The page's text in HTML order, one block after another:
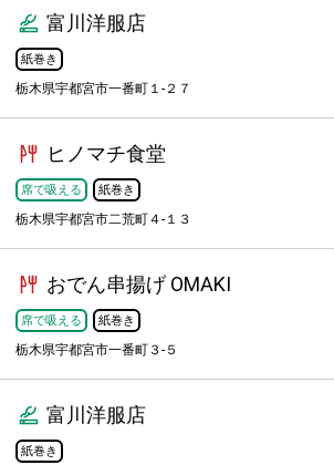
富川洋服店
紙巻き
栃木県宇都宮市一番町１-２７
ヒノマチ食堂
席で吸える 紙巻き
栃木県宇都宮市二荒町４-１３
おでん串揚げ OMAKI
席で吸える 紙巻き
栃木県宇都宮市一番町３-５
富川洋服店
紙巻き